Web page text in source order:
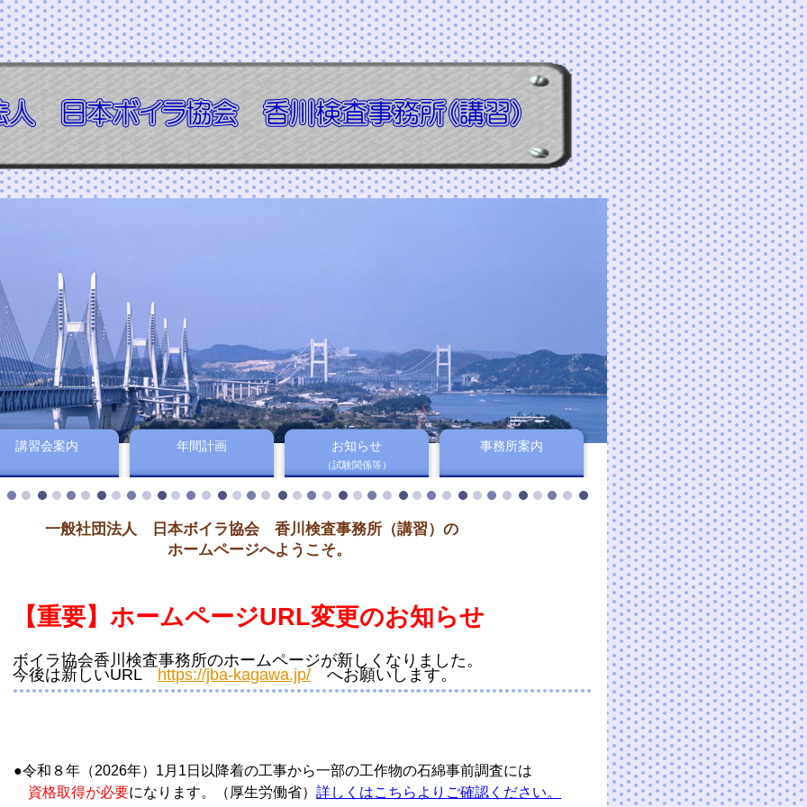
一般社団法人 日本ボイラ協会 香川検査事務所（講習）の
ホームページへようこそ。
【重要】ホームページURL変更のお知らせ
ボイラ協会香川検査事務所のホームページが新しくなりました。
今後は新しいURL https://jba-kagawa.jp/ へお願いします。
●令和８年（2026年）1月1日以降着の工事から一部の工作物の石綿事前調査には
資格取得が必要になります。（厚生労働省）詳しくはこちらよりご確認ください。
講習会案内 年間計画 お知らせ
（試験関係等）
事務所案内